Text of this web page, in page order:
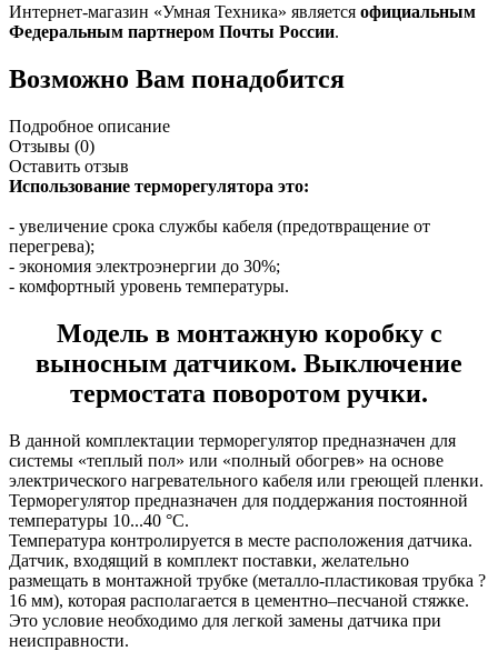
Интернет-магазин «Умная Техника» является официальным
Федеральным партнером Почты России.
Возможно Вам понадобится
Подробное описание
Отзывы (0)
Оставить отзыв
Использование терморегулятора это:
- увеличение срока службы кабеля (предотвращение от
перегрева);
- экономия электроэнергии до 30%;
- комфортный уровень температуры.
Модель в монтажную коробку с
выносным датчиком. Выключение
термостата поворотом ручки.
В данной комплектации терморегулятор предназначен для
системы «теплый пол» или «полный обогрев» на основе
электрического нагревательного кабеля или греющей пленки.
Терморегулятор предназначен для поддержания постоянной
температуры 10...40 °С.
Температура контролируется в месте расположения датчика.
Датчик, входящий в комплект поставки, желательно
размещать в монтажной трубке (металло-пластиковая трубка ?
16 мм), которая располагается в цементно–песчаной стяжке.
Это условие необходимо для легкой замены датчика при
неисправности.